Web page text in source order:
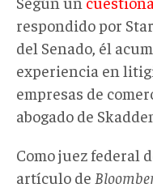
respondido por
del Senado, él
experiencia en
empresas de
abogado de
Como juez federal
artículo de